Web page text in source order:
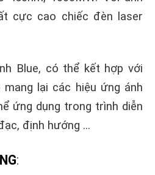
cực cao chiếc đèn laser
Blue, có thể kết hợp với
mang lại các hiệu ứng ánh
ứng dụng trong trình diễn
định hướng ...
: